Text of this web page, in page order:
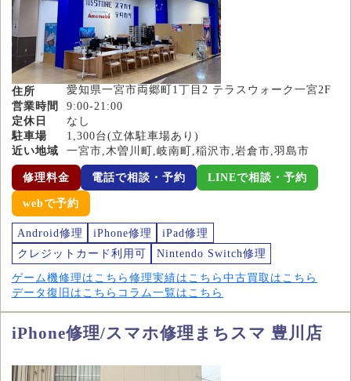
住所
愛知県一宮市両郷町1丁目2 テラスウォーク一宮2F
営業時間
9:00-21:00
定休日
なし
駐車場
1,300台(立体駐車場あり)
近い地域
一宮市,木曽川町,岐南町,稲沢市,岩倉市,羽島市
修理料金 電話で相談・予約 LINEで相談・予約
webで予約
Android修理 iPhone修理
iPad修理
クレジットカード利用可
Nintendo Switch修理
ゲーム機修理はこちら 修理実績はこちら 中古買取はこちら
データ復旧はこちら コラム一覧はこちら
iPhone修理/スマホ修理まちスマ 豊川店